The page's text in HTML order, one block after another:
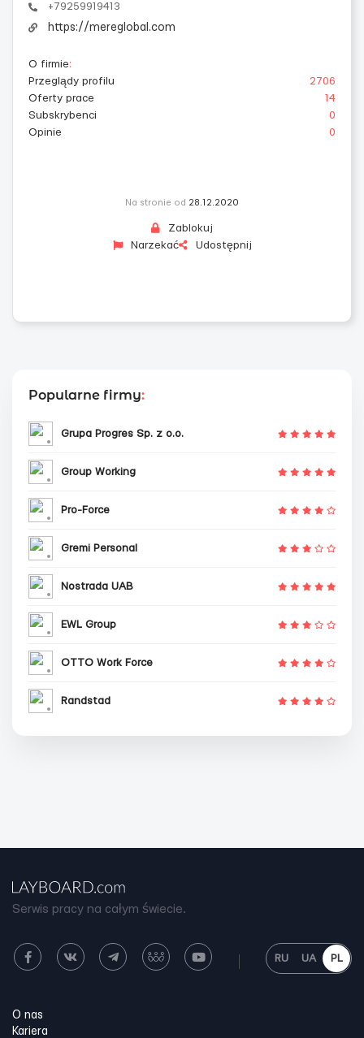
+79259919413
https://mereglobal.com
O firmie:
Przeglądy profilu
2706
Oferty prace
14
Subskrybenci
0
Opinie
0
Na stronie od 28.12.2020
Zablokuj
Narzekać
Udostępnij
Popularne firmy:
Grupa Progres Sp. z o.o.
Group Working
Pro-Force
Gremi Personal
Nostrada UAB
EWL Group
OTTO Work Force
Randstad
Serwis pracy na całym świecie.
RU UA PL
O nas
Kariera